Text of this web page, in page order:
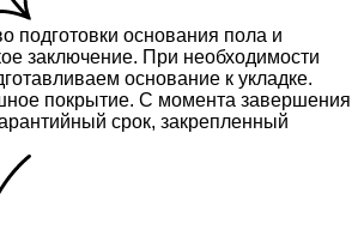
подготовки основания пола и
заключение. При необходимости
основание к укладке.
покрытие. С момента завершения
срок, закрепленный